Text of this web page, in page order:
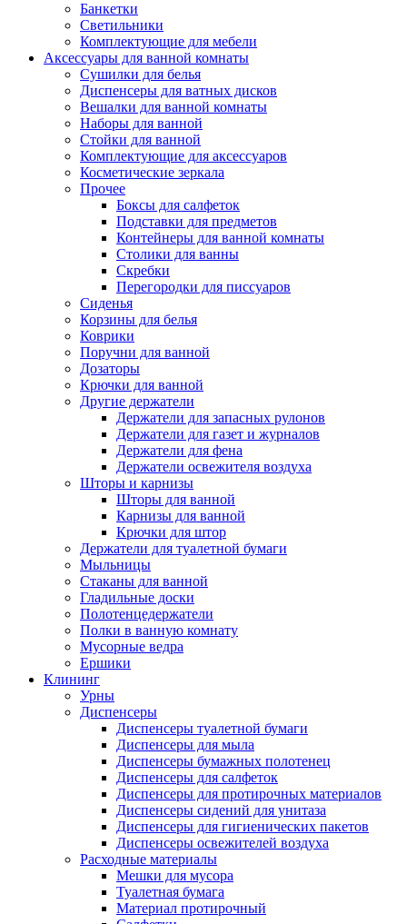
Банкетки
Светильники
Комплектующие для мебели
Аксессуары для ванной комнаты
Сушилки для белья
Диспенсеры для ватных дисков
Вешалки для ванной комнаты
Наборы для ванной
Стойки для ванной
Комплектующие для аксессуаров
Косметические зеркала
Прочее
Боксы для салфеток
Подставки для предметов
Контейнеры для ванной комнаты
Столики для ванны
Скребки
Перегородки для писсуаров
Сиденья
Корзины для белья
Коврики
Поручни для ванной
Дозаторы
Крючки для ванной
Другие держатели
Держатели для запасных рулонов
Держатели для газет и журналов
Держатели для фена
Держатели освежителя воздуха
Шторы и карнизы
Шторы для ванной
Карнизы для ванной
Крючки для штор
Держатели для туалетной бумаги
Мыльницы
Стаканы для ванной
Гладильные доски
Полотенцедержатели
Полки в ванную комнату
Мусорные ведра
Ершики
Клининг
Урны
Диспенсеры
Диспенсеры туалетной бумаги
Диспенсеры для мыла
Диспенсеры бумажных полотенец
Диспенсеры для салфеток
Диспенсеры для протирочных материалов
Диспенсеры сидений для унитаза
Диспенсеры для гигиенических пакетов
Диспенсеры освежителей воздуха
Расходные материалы
Мешки для мусора
Туалетная бумага
Материал протирочный